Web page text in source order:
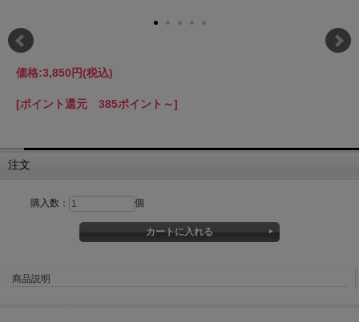
価格:3,850円(税込)
[ポイント還元 385ポイント～]
注文
購入数： 個
商品説明